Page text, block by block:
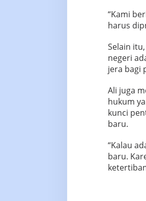
“Kami
harus
Selain
negeri
jera bagi
Ali juga
hukum
kunci
baru.
“Kalau
baru.